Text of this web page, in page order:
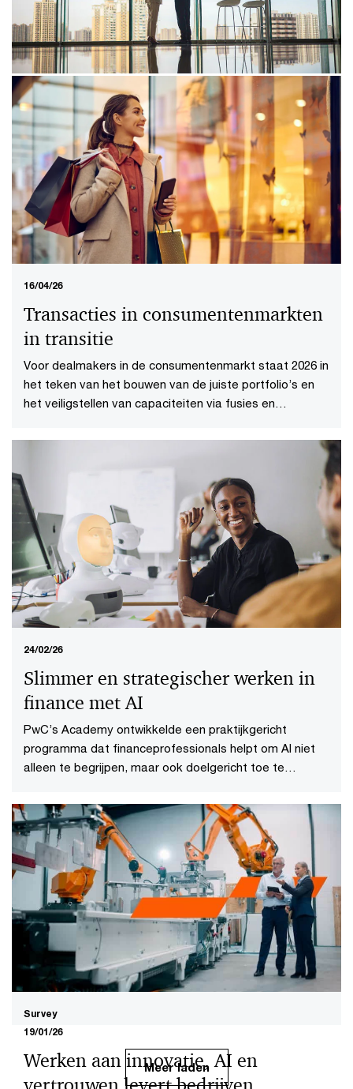
22/04/26
Een strategische verdieping voor
hoofden interne audit
Interne audit ontwikkelt zich steeds meer tot een
strategische sparringpartner voor het bestuur. Tijdens
de Internal Audit Summer School gaan we in op wat dit
voor de functie betekent.
16/04/26
Transacties in consumentenmarkten
in transitie
Voor dealmakers in de consumentenmarkt staat 2026 in
het teken ​​van het bouwen van de juiste portfolio’s en
het veiligstellen van capaciteiten via fusies en
24/02/26
Slimmer en strategischer werken in
finance met AI
PwC’s Academy ontwikkelde een praktijkgericht
programma dat financeprofessionals helpt om AI niet
alleen te begrijpen, maar ook doelgericht toe te
Survey
19/01/26
Werken aan innovatie, AI en
Meer laden